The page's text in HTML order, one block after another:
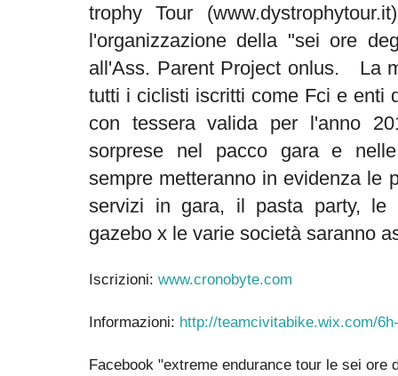
trophy Tour
l'organizzazione della "sei ore
all'Ass. Parent Project onlus. La
tutti i ciclisti iscritti come Fci e enti
con tessera valida per l'anno
sorprese nel pacco gara e
sempre metteranno in evidenza le
servizi in gara, il pasta party,
gazebo x le varie società saranno
Iscrizioni: www.cronobyte.com
Informazioni: http://teamcivitabike.wix.com/
Facebook "extreme endurance tour le sei ore